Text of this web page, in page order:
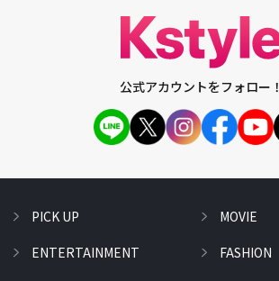
公式アカウントをフォロー！
PICK UP
ENTERTAINMENT
MOVIE
FASHION